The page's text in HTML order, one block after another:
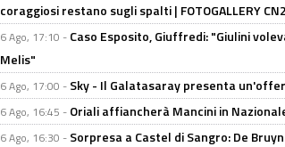
coraggiosi restano sugli spalti | FOTOGALLERY
6 Ago, 17:10 - Caso Esposito, Giuffredi: "Giulini
Melis"
6 Ago, 17:00 - Sky - Il Galatasaray presenta
6 Ago, 16:45 - Oriali affiancherà Mancini in
6 Ago, 16:30 - Sorpresa a Castel di Sangro: De